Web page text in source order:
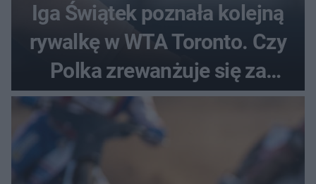
Iga Świątek poznała kolejną
rywalkę w WTA Toronto. Czy
Polka zrewanżuje się za
ostatnią porażkę?